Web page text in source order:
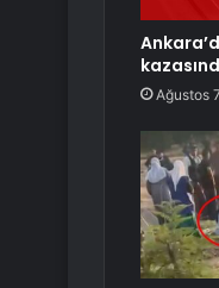
Ağustos